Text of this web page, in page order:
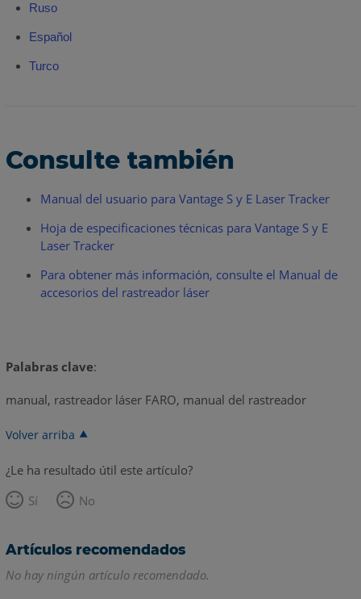
Ruso
Español
Turco
Consulte también
Manual del usuario para Vantage S y E Laser Tracker
Hoja de especificaciones técnicas para Vantage S y E
Laser Tracker
Para obtener más información, consulte el Manual de
accesorios del rastreador láser
Palabras clave:
manual, rastreador láser FARO, manual del rastreador
Volver arriba
¿Le ha resultado útil este artículo?
Sí
No
Artículos recomendados
No hay ningún artículo recomendado.